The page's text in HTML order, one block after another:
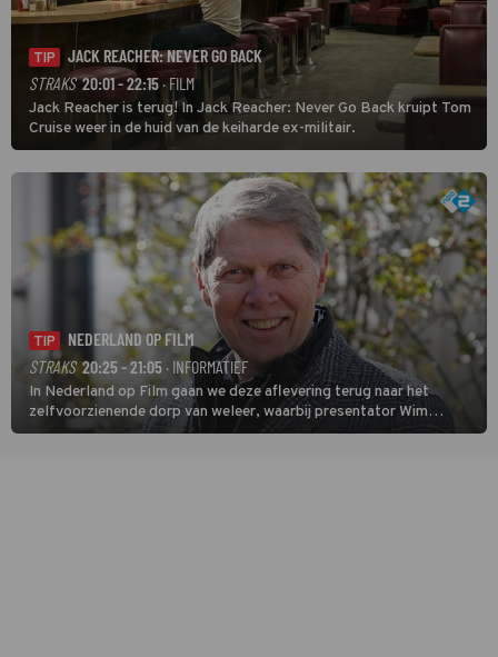
TIP
JACK REACHER: NEVER GO BACK
STRAKS 20:01 - 22:15· FILM
Jack Reacher is terug! In Jack Reacher: Never Go Back kruipt Tom
Cruise weer in de huid van de keiharde ex-militair.
TIP
NEDERLAND OP FILM
STRAKS 20:25 - 21:05 · INFORMATIEF
In Nederland op Film gaan we deze aflevering terug naar het
zelfvoorzienende dorp van weleer, waarbij presentator Wim
Daniëls de kijkers meeneemt op reis door de tijd aan de hand van